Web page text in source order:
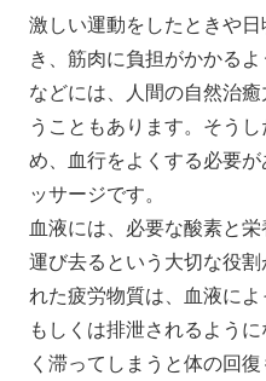
激しい運動をしたときや
き、筋肉に負担がかかる
などには、人間の自然治
うこともあります。そう
め、血行をよくする必要
ッサージです。
血液には、必要な酸素と
運び去るという大切な役
れた疲労物質は、血液に
もしくは排泄されるよう
く滞ってしまうと体の回復